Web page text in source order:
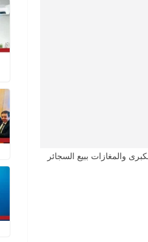
والمغازات ببيع السجائر